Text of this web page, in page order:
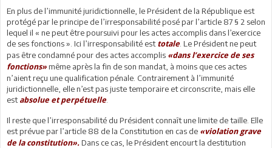
En plus de l’immunité juridictionnelle, le Président de la République est
protégé par le principe de l’irresponsabilité posé par l’article 87 § 2 selon
lequel il « ne peut être poursuivi pour les actes accomplis dans l’exercice
de ses fonctions ». Ici l’irresponsabilité est totale . Le Président ne peut
pas être condamné pour des actes accomplis «dans l’exercice de ses
fonctions» même après la fin de son mandat, à moins que ces actes
n’aient reçu une qualification pénale. Contrairement à l’immunité
juridictionnelle, elle n’est pas juste temporaire et circonscrite, mais elle
est absolue et perpétuelle
Il reste que l’irresponsabilité du Président connaît une limite de taille. Elle
est prévue par l’article 88 de la Constitution en cas de «violation grave
de la constitution». Dans ce cas, le Président encourt la destitution